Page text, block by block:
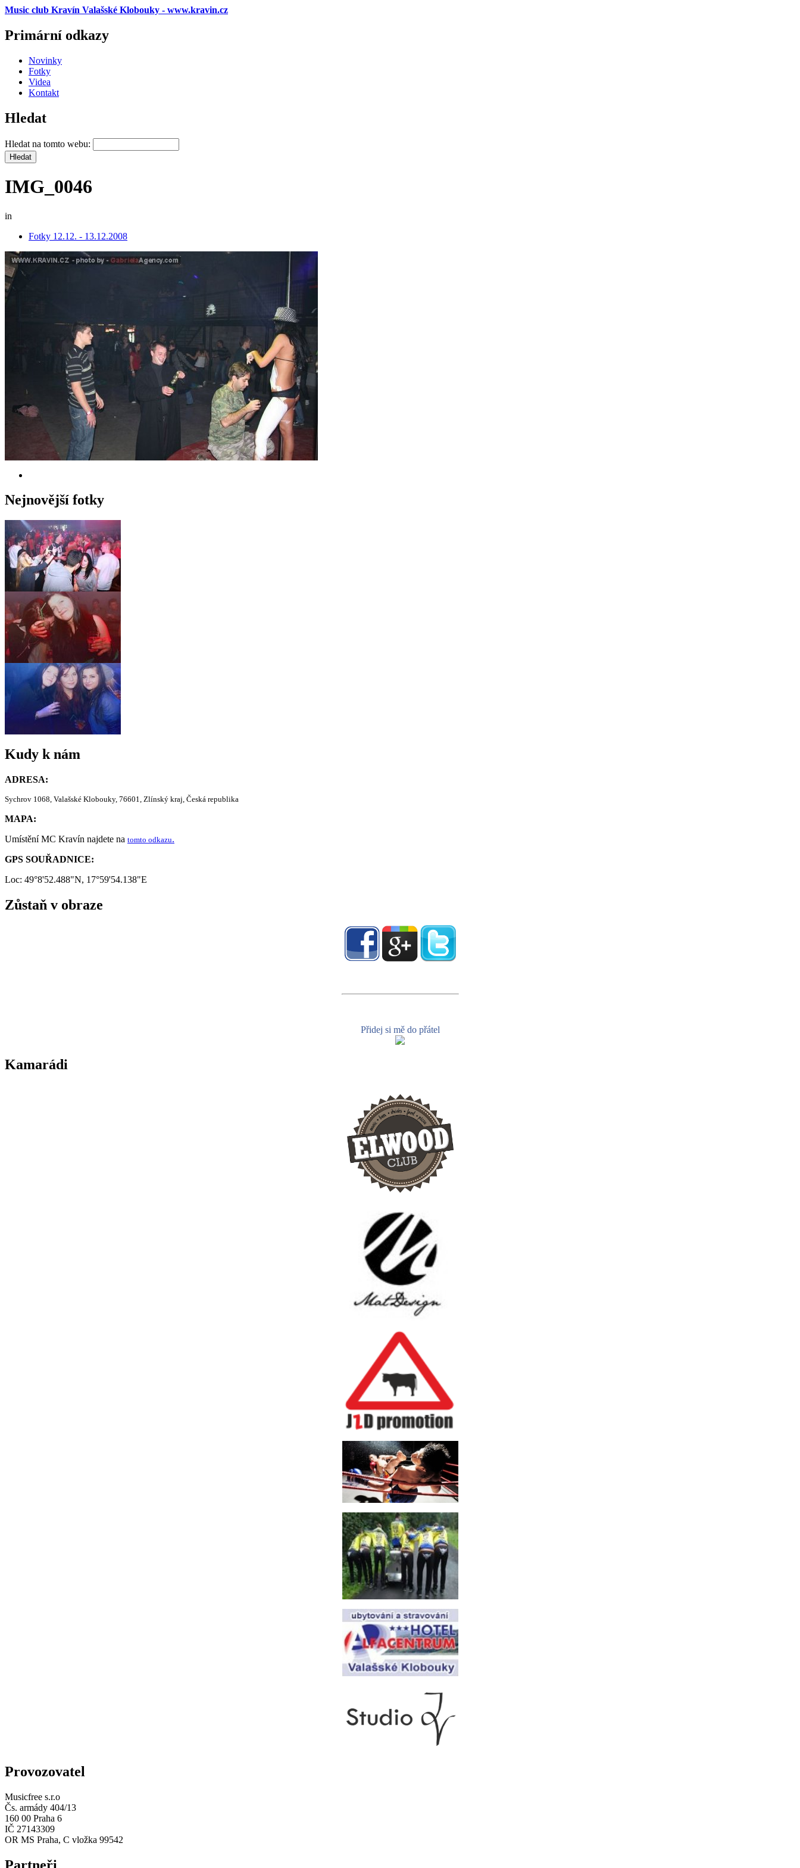
Music club Kravín Valašské Klobouky - www.kravin.cz
Primární odkazy
Novinky
Fotky
Videa
Kontakt
Hledat
Hledat na tomto webu:
IMG_0046
in
Fotky 12.12. - 13.12.2008
Nejnovější fotky
Kudy k nám
ADRESA:
Sychrov 1068, Valašské Klobouky, 76601, Zlínský kraj, Česká republika
MAPA:
Umístění MC Kravín najdete na tomto odkazu.
GPS SOUŘADNICE:
Loc: 49°8'52.488"N, 17°59'54.138"E
Zůstaň v obraze
Přidej si mě do přátel
Kamarádi
Provozovatel
Musicfree s.r.o
Čs. armády 404/13
160 00 Praha 6
IČ 27143309
OR MS Praha, C vložka 99542
Partneři